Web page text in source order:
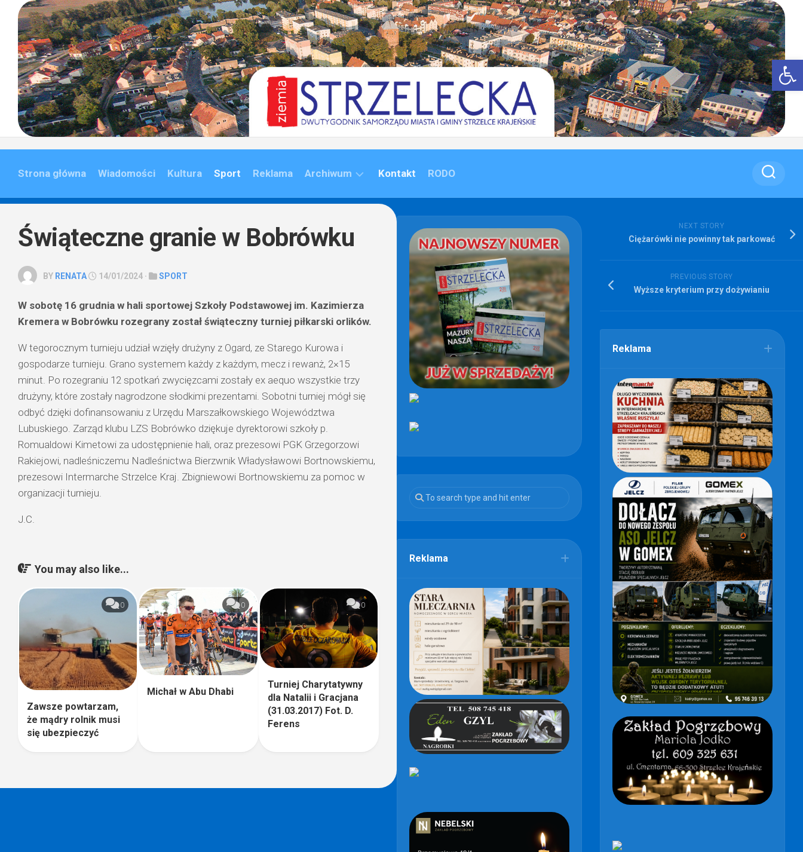
content
Strona główna Wiadomości Kultura Sport Reklama Archiwum
2020)
Kontakt RODO
Świąteczne granie w Bobrówku
BY RENATA 14/01/2024 · SPORT
W sobotę 16 grudnia w hali sportowej Szkoły Podstawowej im. Kazimierza
Kremera w Bobrówku rozegrany został świąteczny turniej piłkarski orlików.
W tegorocznym turnieju udział wzięły drużyny z Ogard, ze Starego Kurowa i
gospodarze turnieju. Grano systemem każdy z każdym, mecz i rewanż, 2×15
minut. Po rozegraniu 12 spotkań zwycięzcami zostały ex aequo wszystkie trzy
drużyny, które zostały nagrodzone słodkimi prezentami. Sobotni turniej mógł się
odbyć dzięki dofinansowaniu z Urzędu Marszałkowskiego Województwa
Lubuskiego. Zarząd klubu LZS Bobrówko dziękuje dyrektorowi szkoły p.
Romualdowi Kimetowi za udostępnienie hali, oraz prezesowi PGK Grzegorzowi
Rakiejowi, nadleśniczemu Nadleśnictwa Bierzwnik Władysławowi Bortnowskiemu,
prezesowi Intermarche Strzelce Kraj. Zbigniewowi Bortnowskiemu za pomoc w
organizacji turnieju.
J.C.
You may also like...
0
Zawsze powtarzam,
że mądry rolnik musi
się ubezpieczyć
0
Michał w Abu Dhabi
0
Turniej Charytatywny
dla Natalii i Gracjana
(31.03.2017) Fot. D.
Ferens
NEXT STORY
Ciężarówki nie powinny tak parkować
PREVIOUS STORY
Wyższe kryterium przy dożywianiu
Reklama
Reklama